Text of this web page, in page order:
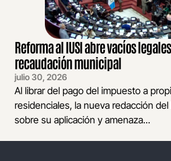
Reforma al IUSI abre vacíos
recaudación municipal
julio 30, 2026
Al librar del pago del impuesto a
residenciales, la nueva redacción del
sobre su aplicación y amenaza...